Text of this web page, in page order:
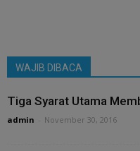
WAJIB DIBACA
Tiga Syarat Utama
admin November 30, 2016